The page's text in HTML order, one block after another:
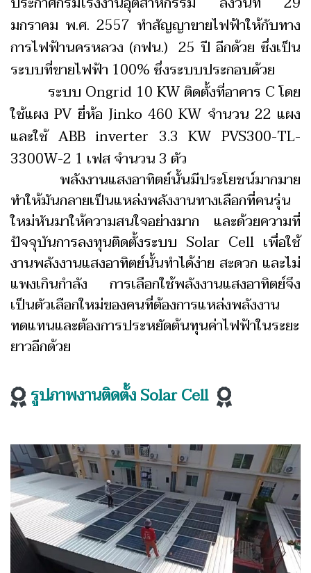
มกราคม พ.ศ. 2557 ทำสัญญาขายไฟฟ้าให้กับทาง
การไฟฟ้านครหลวง (กฟน.) 25 ปี อีกด้วย ซึ่งเป็น
ระบบที่ขายไฟฟ้า 100% ซึ่งระบบประกอบด้วย
ระบบ Ongrid 10 KW ติดตั้งที่อาคาร C โดย
ใช้แผง PV ยี่ห้อ Jinko 460 KW จำนวน 22 แผง
และใช้ ABB inverter 3.3 KW PVS300-TL-
3300W-2 1 เฟส จำนวน 3 ตัว
พลังงานแสงอาทิตย์นั้นมีประโยชน์มากมาย
ทำให้มันกลายเป็นแหล่งพลังงานทางเลือกที่คนรุ่น
ใหม่หันมาให้ความสนใจอย่างมาก และด้วยความที่
ปัจจุบันการลงทุนติดตั้งระบบ Solar Cell เพื่อใช้
งานพลังงานแสงอาทิตย์นั้นทำได้ง่าย สะดวก และไม่
แพงเกินกำลัง การเลือกใช้พลังงานแสงอาทิตย์จึง
เป็นตัวเลือกใหม่ของคนที่ต้องการแหล่งพลังงาน
ทดแทนและต้องการประหยัดต้นทุนค่าไฟฟ้าในระยะ
ยาวอีกด้วย
รูปภาพงานติดตั้ง Solar Cell